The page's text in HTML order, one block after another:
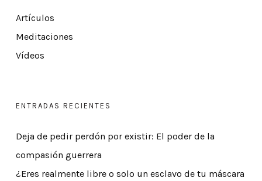
Artículos
Meditaciones
Vídeos
ENTRADAS RECIENTES
Deja de pedir perdón por existir: El poder de la
compasión guerrera
¿Eres realmente libre o solo un esclavo de tu máscara